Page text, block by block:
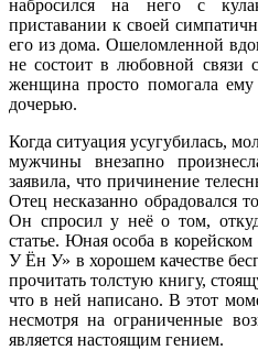
набросился на него с
приставании к своей
его из дома. Ошеломленной
не состоит в любовной связи
женщина просто помогала ему
дочерью.
Когда ситуация усугубилась,
мужчины внезапно
заявила, что причинение
Отец несказанно обрадовался
Он спросил у неё о том,
статье. Юная особа в
У Ён У» в хорошем качестве
прочитать толстую книгу,
что в ней написано. В этот
несмотря на ограниченные
является настоящим гением.